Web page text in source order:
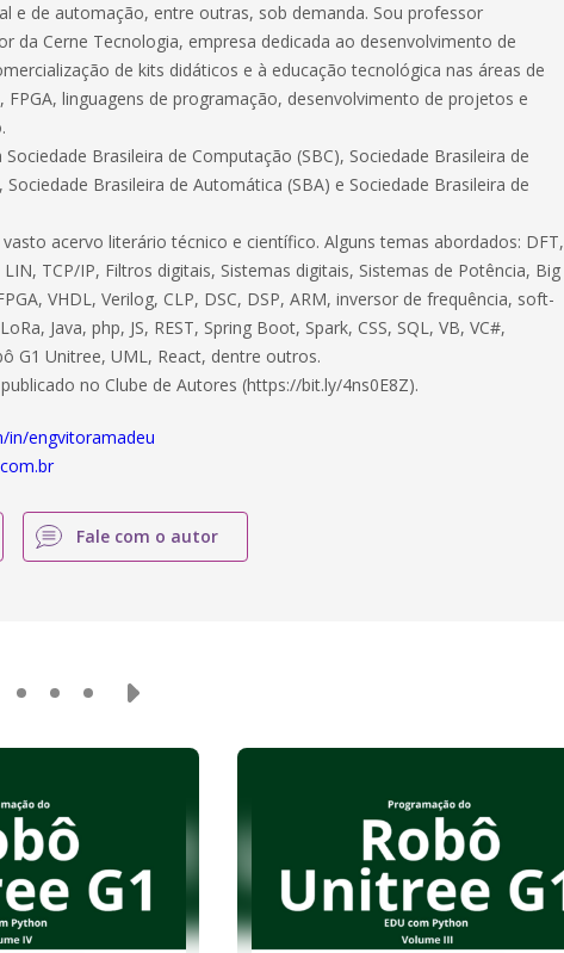
e de automação, entre outras, sob demanda. Sou professor
da Cerne Tecnologia, empresa dedicada ao desenvolvimento de
de kits didáticos e à educação tecnológica nas áreas de
linguagens de programação, desenvolvimento de projetos e
Brasileira de Computação (SBC), Sociedade Brasileira de
Sociedade Brasileira de Automática (SBA) e Sociedade Brasileira de
acervo literário técnico e científico. Alguns temas abordados: DFT,
LIN, TCP/IP, Filtros digitais, Sistemas digitais, Sistemas de Potência, Big
VHDL, Verilog, CLP, DSC, DSP, ARM, inversor de frequência, soft-
Java, php, JS, REST, Spring Boot, Spark, CSS, SQL, VB, VC#,
G1 Unitree, UML, React, dentre outros.
no Clube de Autores (https://bit.ly/4ns0E8Z).
in/engvitoramadeu
Fale com o autor